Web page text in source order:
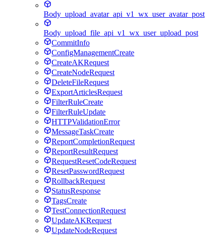
Body_upload_avatar_api_v1_wx_user_avatar_post
Body_upload_file_api_v1_wx_user_upload_post
CommitInfo
ConfigManagementCreate
CreateAKRequest
CreateNodeRequest
DeleteFileRequest
ExportArticlesRequest
FilterRuleCreate
FilterRuleUpdate
HTTPValidationError
MessageTaskCreate
ReportCompletionRequest
ReportResultRequest
RequestResetCodeRequest
ResetPasswordRequest
RollbackRequest
StatusResponse
TagsCreate
TestConnectionRequest
UpdateAKRequest
UpdateNodeRequest